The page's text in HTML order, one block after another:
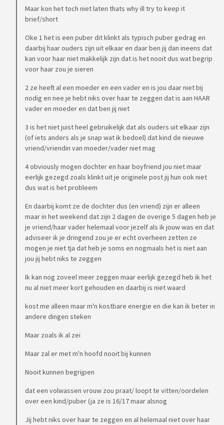
Maar kon het toch niet laten thats why ill try to keep it
brief/short
Oke 1 het is een puber dit klinkt als typisch puber gedrag en
daarbij haar ouders zijn uit elkaar en daar ben jij dan ineens dat
kan voor haar niet makkelijk zijn dat is het nooit dus wat begrip
voor haar zou je sieren
2 ze heeft al een moeder en een vader en is jou daar niet bij
nodig en nee je hebt niks over haar te zeggen dat is aan HAAR
vader en moeder en dat ben jij niet
3 is het niet juist heel gebruikelijk dat als ouders uit elkaar zijn
(of iets anders als je snap wat ik bedoel) dat kind de nieuwe
vriend/vriendin van moeder/vader niet mag
4 obviously mogen dochter en haar boyfriend jou niet maar
eerlijk gezegd zoals klinkt uit je originele post jij hun ook niet
dus wat is het probleem
En daarbij komt ze de dochter dus (en vriend) zijn er alleen
maar in het weekend dat zijn 2 dagen de overige 5 dagen heb je
je vriend/haar vader helemaal voor jezelf als ik jouw was en dat
adviseer ik je dringend zou je er echt overheen zetten ze
mogen je niet tja dat heb je soms en nogmaals het is niet aan
jou jij hebt niks te zeggen
Ik kan nog zoveel meer zeggen maar eerlijk gezegd heb ik het
nu al niet meer kort gehouden en daarbij is niet waard
kost me alleen maar m'n kostbare energie en die kan ik beter in
andere dingen steken
Maar zoals ik al zei
Maar zal er met m'n hoofd nooit bij kunnen
Nooit kunnen begrijpen
dat een volwassen vrouw zou praat/ loopt te vitten/oordelen
over een kind/puber (ja ze is 16/17 maar alsnog
Jij hebt niks over haar te zeggen en al helemaal niet over haar